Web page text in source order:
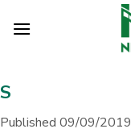
S
Published 09/09/2019